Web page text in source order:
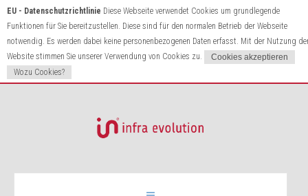
EU - Datenschutzrichtlinie Diese Webseite verwendet Cookies um grundlegende
Funktionen für Sie bereitzustellen. Diese sind für den normalen Betrieb der Webseite
notwendig. Es werden dabei keine personenbezogenen Daten erfasst. Mit der Nutzung
Website stimmen Sie unserer Verwendung von Cookies zu.
Wozu Cookies?